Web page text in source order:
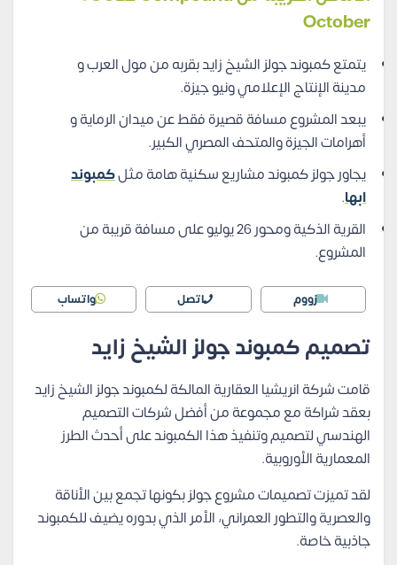
October
يتمتع كمبوند جولز الشيخ زايد بقربه من مول العرب و
مدينة الإنتاج الإعلامي ونيو جيزة.
يبعد المشروع مسافة قصيرة فقط عن ميدان الرماية و
أهرامات الجيزة والمتحف المصري الكبير.
يجاور جولز كمبوند مشاريع سكنية هامة مثلكمبوند
ابها.
القرية الذكية ومحور 26 يوليو على مسافة قريبة من
المشروع.
زووم اتصل واتساب
تصميم كمبوند جولز الشيخ زايد
قامت شركة انريشيا العقارية المالكة لكمبوند جولز الشيخ زايد
بعقد شراكة مع مجموعة من أفضل شركات التصميم
الهندسي لتصميم وتنفيذ هذا الكمبوند على أحدث الطرز
المعمارية الأوروبية.
لقد تميزت تصميمات مشروع جولز بكونها تجمع بين الأناقة
والعصرية والتطور العمراني، الأمر الذي بدوره يضيف للكمبوند
جاذبية خاصة.